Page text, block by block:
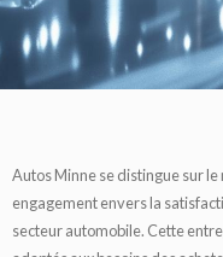
Autos Minne se distingue sur le
engagement envers la
secteur automobile. Cette